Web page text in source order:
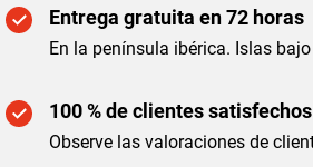
Entrega gratuita en 72 horas
En la península ibérica. Islas
100 % de clientes satisfechos
Observe las valoraciones de